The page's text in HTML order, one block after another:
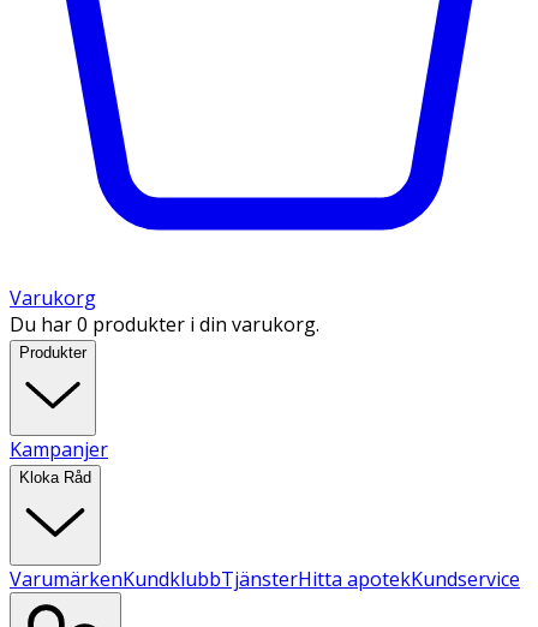
Varukorg
Du har 0 produkter i din varukorg.
Produkter
Kampanjer
Kloka Råd
VarumärkenKundklubbTjänsterHitta apotekKundservice